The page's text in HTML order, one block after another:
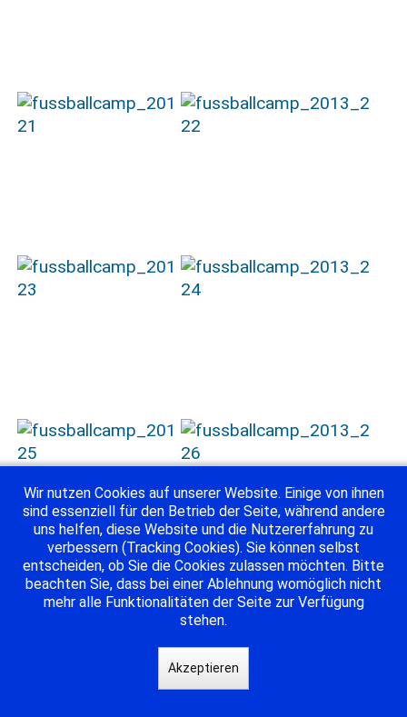
Wir nutzen Cookies auf unserer Website. Einige von ihnen
sind essenziell für den Betrieb der Seite, während andere
uns helfen, diese Website und die Nutzererfahrung zu
verbessern (Tracking Cookies). Sie können selbst
entscheiden, ob Sie die Cookies zulassen möchten. Bitte
beachten Sie, dass bei einer Ablehnung womöglich nicht
mehr alle Funktionalitäten der Seite zur Verfügung
stehen.
Akzeptieren